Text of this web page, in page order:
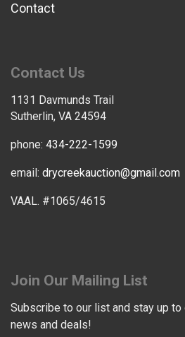
Contact
Contact Us
1131 Davmunds Trail
Sutherlin, VA 24594
phone: 434-222-1599
email: drycreekauction@gmail.com
VAAL. #1065/4615
Join Our Mailing List
Subscribe to our list and stay up
news and deals!